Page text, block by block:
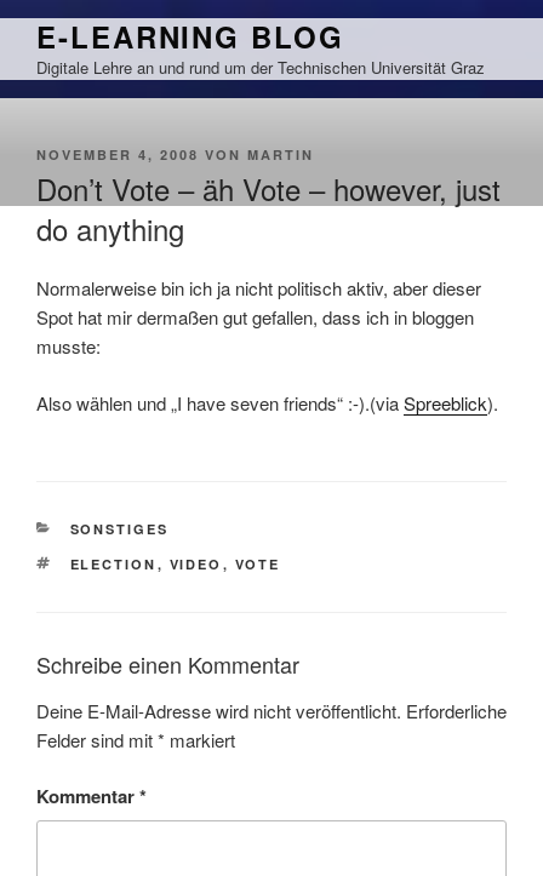
Zum
springen
E-LEARNING BLOG
Digitale Lehre an und rund um der Technischen Universität Graz
VERÖFFENTLICHT
NOVEMBER 4, 2008 VON MARTIN
Don’t Vote – äh Vote – however, just
do anything
Normalerweise bin ich ja nicht politisch aktiv, aber dieser
Spot hat mir dermaßen gut gefallen, dass ich in bloggen
musste:
Also wählen und „I have seven friends“ :-).(viaSpreeblick).
KATEGORIEN
SONSTIGES
SCHLAGWÖRTER
ELECTION , VIDEO , VOTE
Schreibe einen Kommentar
Deine E-Mail-Adresse wird nicht veröffentlicht. Erforderliche
Felder sind mit* markiert
Kommentar*